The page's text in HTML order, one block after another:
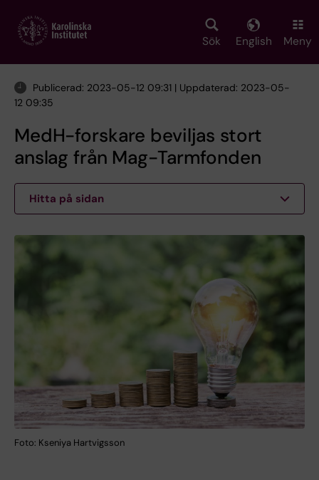
main
Sök English Meny
Publicerad: 2023-05-12 09:31 | Uppdaterad: 2023-05-
12 09:35
MedH-forskare beviljas stort
anslag från Mag-Tarmfonden
Hitta på sidan
Foto: Kseniya Hartvigsson